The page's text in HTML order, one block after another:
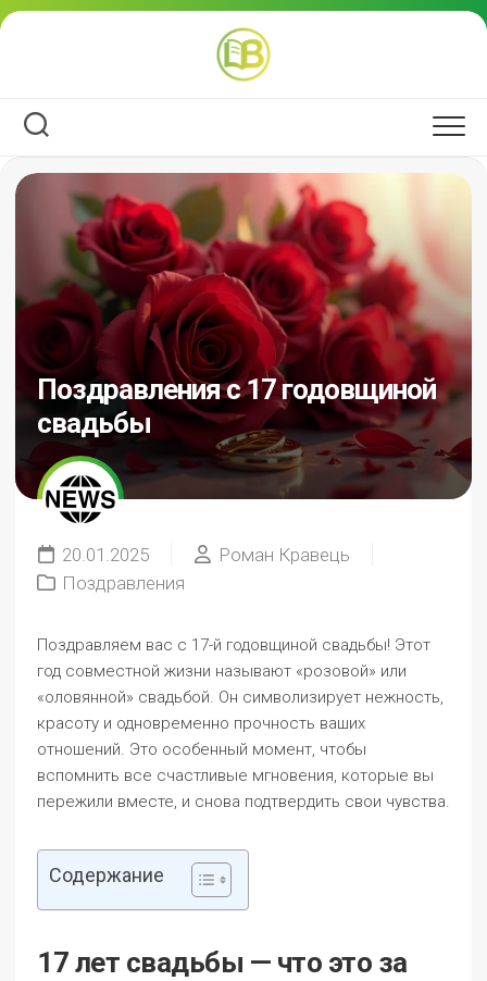
Перейти
Поздравления с 17 годовщиной
свадьбы
20.01.2025
Роман Кравець
Поздравления
Поздравляем вас с 17-й годовщиной свадьбы! Этот
год совместной жизни называют «розовой» или
«оловянной» свадьбой. Он символизирует нежность,
красоту и одновременно прочность ваших
отношений. Это особенный момент, чтобы
вспомнить все счастливые мгновения, которые вы
пережили вместе, и снова подтвердить свои чувства.
Содержание
17 лет свадьбы — что это за